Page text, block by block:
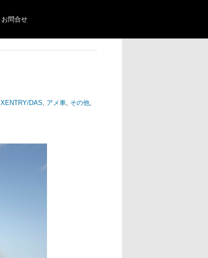
お問合せ
XENTRY/DAS, アメ車, その他,